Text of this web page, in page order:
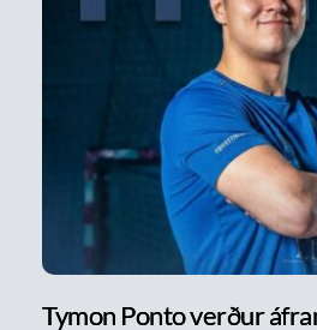
Tymon Ponto verður